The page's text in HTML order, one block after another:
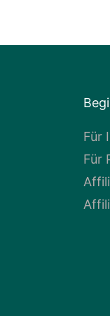
Für
Für